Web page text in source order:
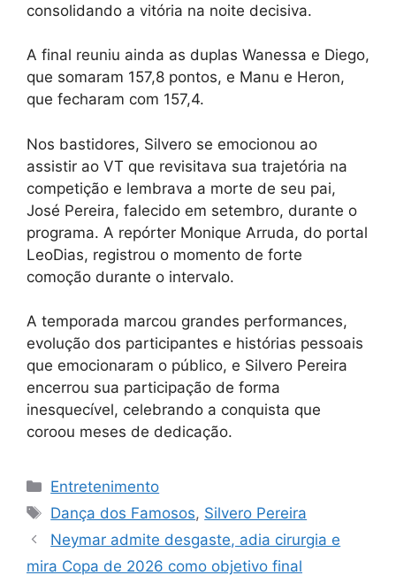
consolidando a vitória na noite decisiva.
A final reuniu ainda as duplas Wanessa e Diego,
que somaram 157,8 pontos, e Manu e Heron,
que fecharam com 157,4.
Nos bastidores, Silvero se emocionou ao
assistir ao VT que revisitava sua trajetória na
competição e lembrava a morte de seu pai,
José Pereira, falecido em setembro, durante o
programa. A repórter Monique Arruda, do portal
LeoDias, registrou o momento de forte
comoção durante o intervalo.
A temporada marcou grandes performances,
evolução dos participantes e histórias pessoais
que emocionaram o público, e Silvero Pereira
encerrou sua participação de forma
inesquecível, celebrando a conquista que
coroou meses de dedicação.
Categorias
Entretenimento
Tags
Dança dos Famosos, Silvero Pereira
Neymar admite desgaste, adia cirurgia e
mira Copa de 2026 como objetivo final